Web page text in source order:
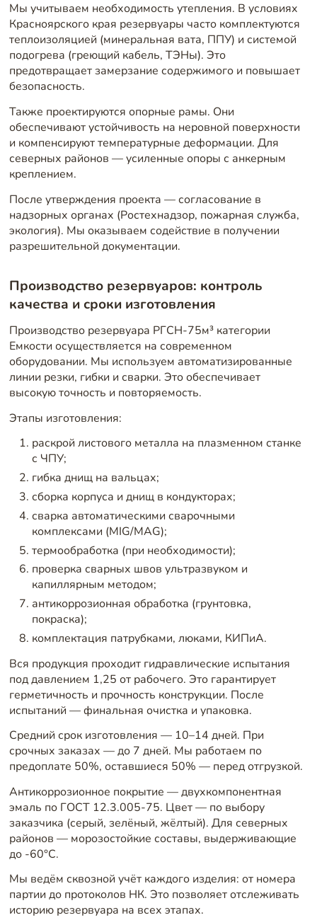
Мы учитываем необходимость утепления. В условиях
Красноярского края резервуары часто комплектуются
теплоизоляцией (минеральная вата, ППУ) и системой
подогрева (греющий кабель, ТЭНы). Это
предотвращает замерзание содержимого и повышает
безопасность.
Также проектируются опорные рамы. Они
обеспечивают устойчивость на неровной поверхности
и компенсируют температурные деформации. Для
северных районов — усиленные опоры с анкерным
креплением.
После утверждения проекта — согласование в
надзорных органах (Ростехнадзор, пожарная служба,
экология). Мы оказываем содействие в получении
разрешительной документации.
Производство резервуаров: контроль
качества и сроки изготовления
Производство резервуара РГСН-75м³ категории
Емкости осуществляется на современном
оборудовании. Мы используем автоматизированные
линии резки, гибки и сварки. Это обеспечивает
высокую точность и повторяемость.
Этапы изготовления:
раскрой листового металла на плазменном станке
с ЧПУ;
гибка днищ на вальцах;
сборка корпуса и днищ в кондукторах;
сварка автоматическими сварочными
комплексами (MIG/MAG);
термообработка (при необходимости);
проверка сварных швов ультразвуком и
капиллярным методом;
антикоррозионная обработка (грунтовка,
покраска);
комплектация патрубками, люками, КИПиА.
Вся продукция проходит гидравлические испытания
под давлением 1,25 от рабочего. Это гарантирует
герметичность и прочность конструкции. После
испытаний — финальная очистка и упаковка.
Средний срок изготовления — 10–14 дней. При
срочных заказах — до 7 дней. Мы работаем по
предоплате 50%, оставшиеся 50% — перед отгрузкой.
Антикоррозионное покрытие — двухкомпонентная
эмаль по ГОСТ 12.3.005-75. Цвет — по выбору
заказчика (серый, зелёный, жёлтый). Для северных
районов — морозостойкие составы, выдерживающие
до -60°C.
Мы ведём сквозной учёт каждого изделия: от номера
партии до протоколов НК. Это позволяет отслеживать
историю резервуара на всех этапах.